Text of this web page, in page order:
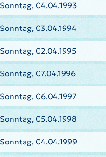
Sonntag, 04.04.1993
Sonntag, 03.04.1994
Sonntag, 02.04.1995
Sonntag, 07.04.1996
Sonntag, 06.04.1997
Sonntag, 05.04.1998
Sonntag, 04.04.1999